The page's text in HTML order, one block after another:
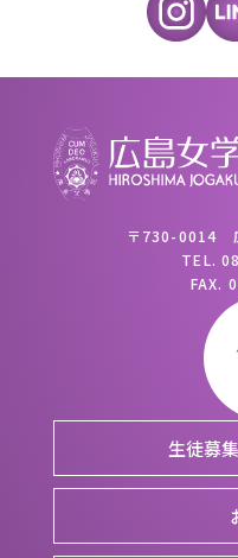
〒730-0014
TEL.
FAX.
生徒募